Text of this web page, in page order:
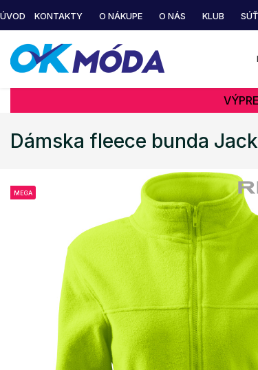
ÚVOD KONTAKTY O NÁKUPE O NÁS KLUB
Dámska fleece bunda
MEGA